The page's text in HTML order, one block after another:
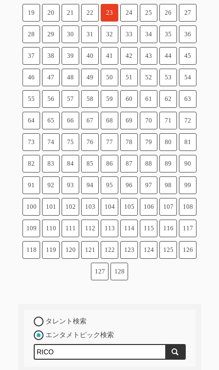
19 20 21 22 23 24 25 26 27
28 29 30 31 32 33 34 35 36
37 38 39 40 41 42 43 44 45
46 47 48 49 50 51 52 53 54
55 56 57 58 59 60 61 62 63
64 65 66 67 68 69 70 71 72
73 74 75 76 77 78 79 80 81
82 83 84 85 86 87 88 89 90
91 92 93 94 95 96 97 98 99
100 101 102 103 104 105 106 107 108
109 110 111 112 113 114 115 116 117
118 119 120 121 122 123 124 125 126
127 128
タレント検索
エンタメトピック検索